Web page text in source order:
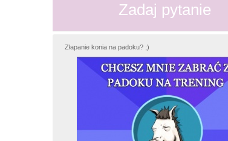
Zadaj pytanie
Złapanie konia na padoku? ;)